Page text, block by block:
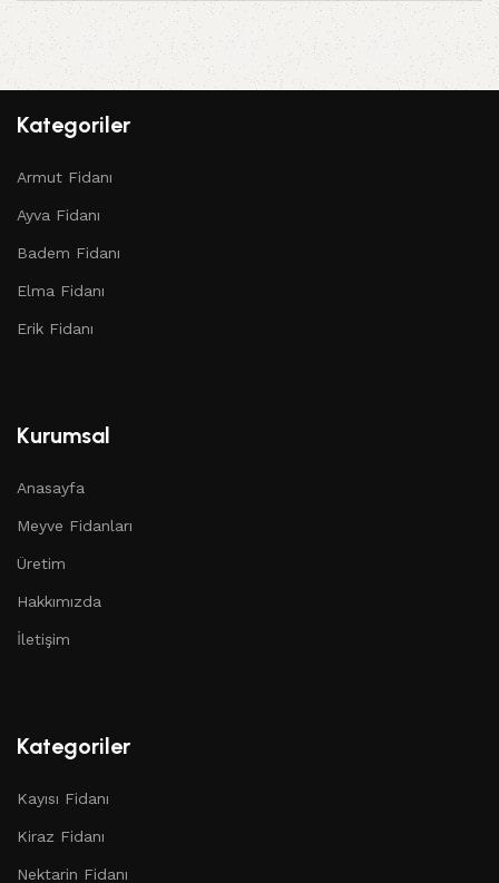
Kategoriler
Armut Fidanı
Ayva Fidanı
Badem Fidanı
Elma Fidanı
Erik Fidanı
Kurumsal
Anasayfa
Meyve Fidanları
Üretim
Hakkımızda
İletişim
Kategoriler
Kayısı Fidanı
Kiraz Fidanı
Nektarin Fidanı